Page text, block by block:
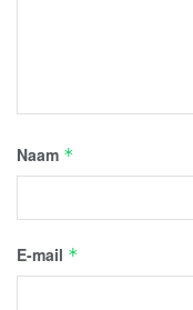
Naam *
E-mail *